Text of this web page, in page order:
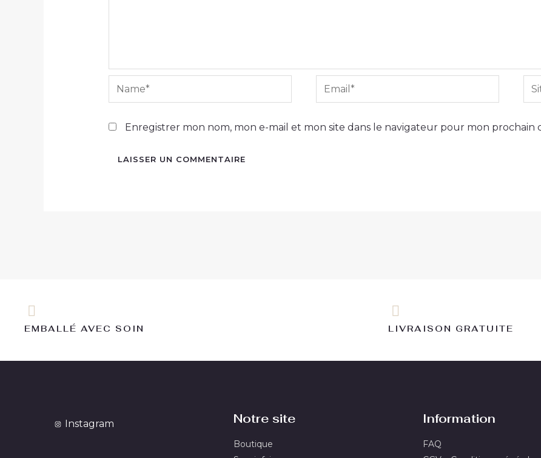
Name* Email*
Site
Enregistrer mon nom, mon e-mail et mon site dans le navigateur pour mon prochain
EMBALLÉ AVEC SOIN LIVRAISON GRATUITE
Instagram Notre site
Boutique
Information
FAQ